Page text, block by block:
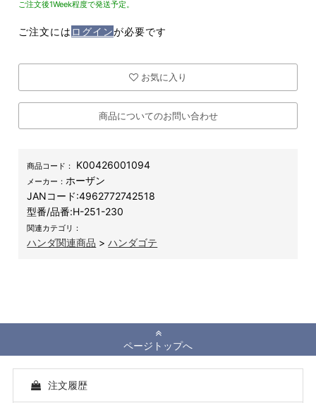
ご注文後1Week程度で発送予定。
ご注文には ログインが必要です
お気に入り
商品についてのお問い合わせ
商品コード： K00426001094
メーカー：ホーザン
JANコード:4962772742518
型番/品番:H-251-230
関連カテゴリ：
ハンダ関連商品 >ハンダゴテ
ページトップへ
注文履歴